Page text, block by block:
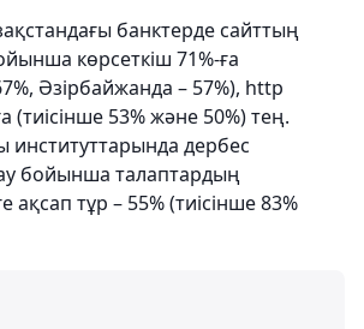
банктерде сайттың
көрсеткіш 71%-ға
Әзірбайжанда – 57%), http
ға (тиісінше 53% және 50%) тең.
дербес
бойынша талаптардың
ақсап тұр – 55% (тиісінше 83%